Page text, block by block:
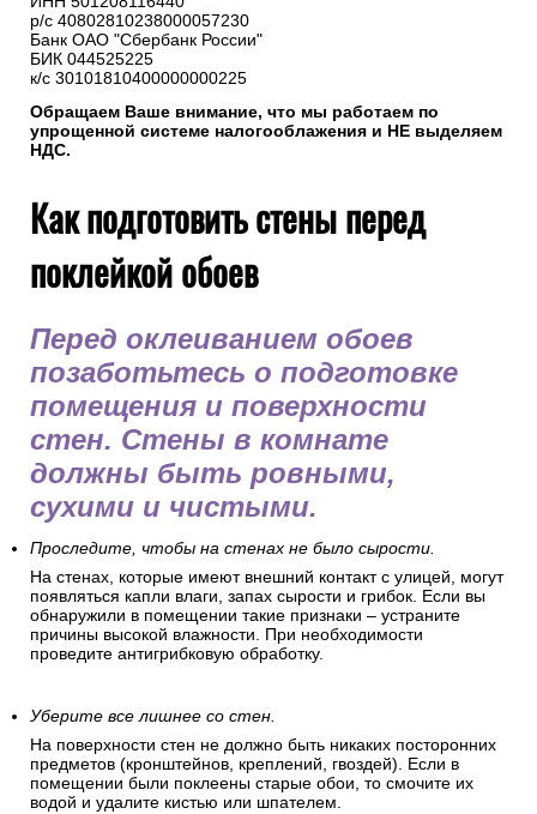
р/с 40802810238000057230
Банк ОАО "Сбербанк России"
БИК 044525225
к/с 30101810400000000225
Обращаем Ваше внимание, что мы работаем по
упрощенной системе налогооблажения и НЕ выделяем
НДС.
Как подготовить стены перед
поклейкой обоев
Перед оклеиванием обоев
позаботьтесь о подготовке
помещения и поверхности
стен. Стены в комнате
должны быть ровными,
сухими и чистыми.
Проследите, чтобы на стенах не было сырости.
На стенах, которые имеют внешний контакт с улицей, могут
появляться капли влаги, запах сырости и грибок. Если вы
обнаружили в помещении такие признаки – устраните
причины высокой влажности. При необходимости
проведите антигрибковую обработку.
Уберите все лишнее со стен.
На поверхности стен не должно быть никаких посторонних
предметов (кронштейнов, креплений, гвоздей). Если в
помещении были поклеены старые обои, то смочите их
водой и удалите кистью или шпателем.